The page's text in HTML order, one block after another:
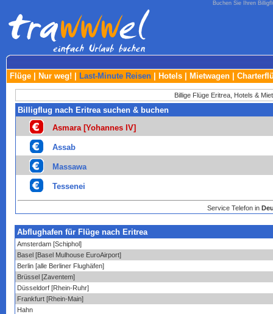
Buchen Sie Ihren
Flüge Nur weg! Last-Minute Reisen Hotels Mietwagen
Billige Flüge Eritrea, Hotels &
Billigflug nach Eritrea suchen & buchen
Asmara [Yohannes IV]
Assab
Massawa
Tessenei
Service Telefon in
Abflughafen für Flüge nach Eritrea
Amsterdam [Schiphol]
Basel [Basel Mulhouse EuroAirport]
Berlin [alle Berliner Flughäfen]
Brüssel [Zaventem]
Düsseldorf [Rhein-Ruhr]
Frankfurt [Rhein-Main]
Hahn